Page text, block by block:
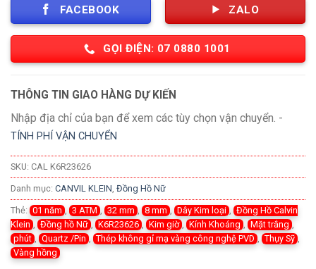
FACEBOOK ZALO
GỌI ĐIỆN: 07 0880 1001
THÔNG TIN GIAO HÀNG DỰ KIẾN
Nhập địa chỉ của bạn để xem các tùy chọn vận chuyển. -
TÍNH PHÍ VẬN CHUYỂN
SKU: CAL K6R23626
Danh mục: CANVIL KLEIN Đồng Hồ Nữ
Thẻ: 01 năm 3 ATM 32 mm 8 mm Dây Kim loại
Đồng Hồ Calvin
Klein
Đồng hồ Nữ K6R23626 Kim giờ Kính Khoáng Mặt trắng
phút
Quartz /Pin Thép không gỉ mạ vàng công nghệ PVD Thụy Sỹ
Vàng hồng